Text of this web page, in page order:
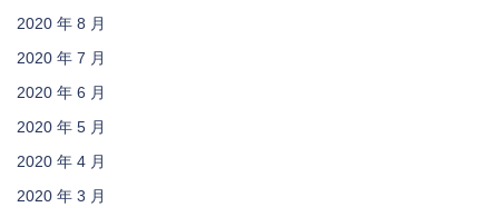
2020 年 8 月
2020 年 7 月
2020 年 6 月
2020 年 5 月
2020 年 4 月
2020 年 3 月